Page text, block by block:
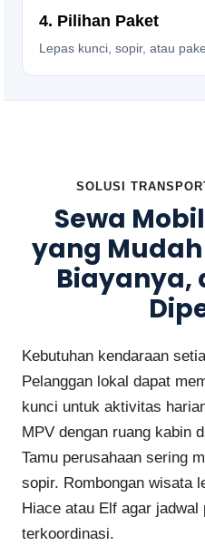
4. Pilihan Paket
Lepas kunci, sopir, atau
SOLUSI
Sewa
yang
Biayanya,
Kebutuhan kendaraan
Pelanggan lokal dapat
kunci untuk aktivitas
MPV dengan ruang kabin
Tamu perusahaan sering
sopir. Rombongan wisata
Hiace atau Elf agar jadwal
terkoordinasi.